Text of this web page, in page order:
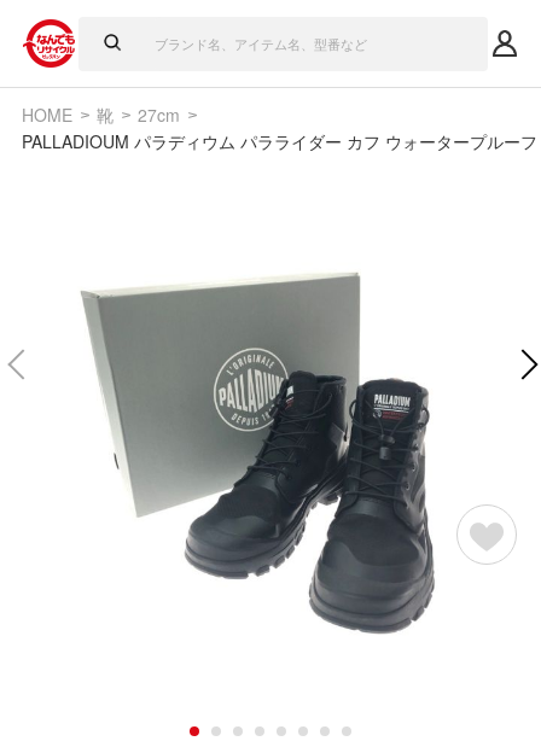
HOME 靴
27cm
PALLADIOUM パラディウム パラライダー カフ ウォータープルー